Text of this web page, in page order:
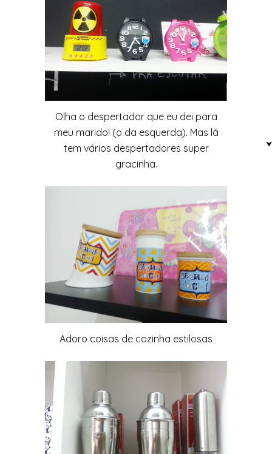
Olha o despertador que eu dei para
meu marido! (o da esquerda). Mas lá
tem vários despertadores super
gracinha.
Adoro coisas de cozinha estilosas